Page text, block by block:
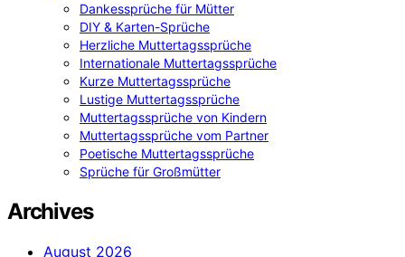
Dankessprüche für Mütter
DIY & Karten-Sprüche
Herzliche Muttertagssprüche
Internationale Muttertagssprüche
Kurze Muttertagssprüche
Lustige Muttertagssprüche
Muttertagssprüche von Kindern
Muttertagssprüche vom Partner
Poetische Muttertagssprüche
Sprüche für Großmütter
Archives
August 2026